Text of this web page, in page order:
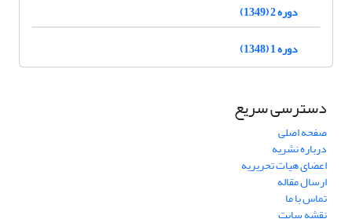
دوره 2 (1349)
دوره 1 (1348)
دسترسی سریع
صفحه اصلی
درباره نشریه
اعضای هیات تحریریه
ارسال مقاله
تماس با ما
نقشه سایت